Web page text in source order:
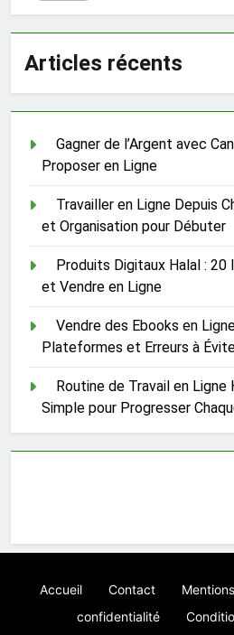
Articles récents
Gagner de l’Argent avec
Proposer en Ligne
Travailler en Ligne Depuis
et Organisation pour Débuter
Produits Digitaux Halal : 20
et Vendre en Ligne
Vendre des Ebooks en
Plateformes et Erreurs à
Routine de Travail en Ligne
Simple pour Progresser
Accueil Contact
confidentialité